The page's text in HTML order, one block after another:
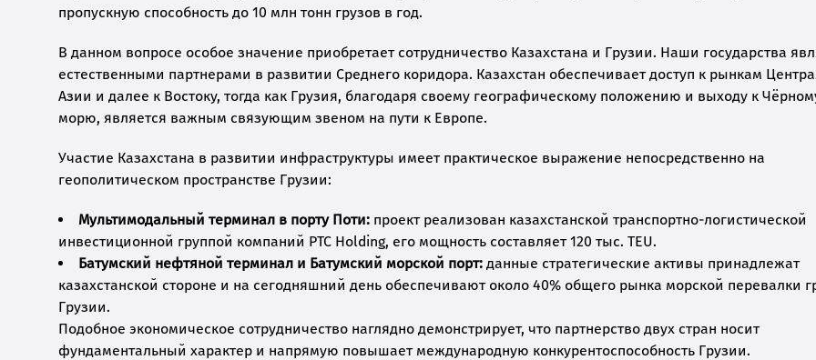
пропускную способность до 10 млн тонн грузов в год.
В данном вопросе особое значение приобретает сотрудничество Казахстана и Грузии. Наши государства
естественными партнерами в развитии Среднего коридора. Казахстан обеспечивает доступ к рынкам
Азии и далее к Востоку, тогда как Грузия, благодаря своему географическому положению и выходу к
морю, является важным связующим звеном на пути к Европе.
Участие Казахстана в развитии инфраструктуры имеет практическое выражение непосредственно на
геополитическом пространстве Грузии:
Мультимодальный терминал в порту Поти: проект реализован казахстанской транспортно-логистической
инвестиционной группой компаний PTC Holding, его мощность составляет 120 тыс. TEU.
Батумский нефтяной терминал и Батумский морской порт: данные стратегические активы принадлежат
казахстанской стороне и на сегодняшний день обеспечивают около 40% общего рынка морской перевалки
Грузии.
Подобное экономическое сотрудничество наглядно демонстрирует, что партнерство двух стран носит
фундаментальный характер и напрямую повышает международную конкурентоспособность Грузии.